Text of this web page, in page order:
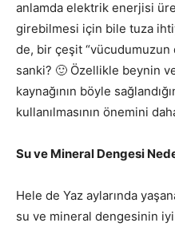
anlamda elektrik enerjisi
girebilmesi için bile tuza
de, bir çeşit “vücudumuzun
sanki? 🙂 Özellikle beynin
kaynağının böyle
kullanılmasının önemini
Su ve Mineral Dengesi
Hele de Yaz aylarında
su ve mineral dengesinin